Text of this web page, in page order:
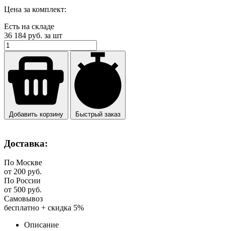
Цена за комплект:
Есть на складе
36 184 руб. за шт
Добавить корзину Быстрый заказ
Доставка:
По Москве
от 200 руб.
По России
от 500 руб.
Самовывоз
бесплатно + скидка 5%
Описание